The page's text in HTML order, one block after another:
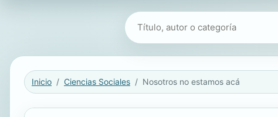
Buscar libros
Inicio Ciencias Sociales Nosotros no estamos acá